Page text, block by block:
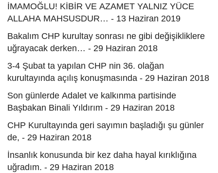
İMAMOĞLU! KİBİR VE AZAMET YALNIZ YÜCE
ALLAHA MAHSUSDUR… - 13 Haziran 2019
Bakalım CHP kurultay sonrası ne gibi değişikliklere
uğrayacak derken… - 29 Haziran 2018
3-4 Şubat ta yapılan CHP nin 36. olağan
kurultayında açılış konuşmasında - 29 Haziran 2018
Son günlerde Adalet ve kalkınma partisinde
Başbakan Binali Yıldırım - 29 Haziran 2018
CHP Kurultayında geri sayımın başladığı şu günler
de, - 29 Haziran 2018
İnsanlık konusunda bir kez daha hayal kırıklığına
uğradım. - 29 Haziran 2018